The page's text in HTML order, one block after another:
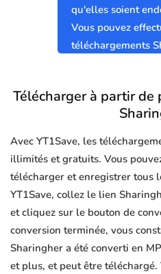
qu'elles soient
Vous pouvez
téléchargements
Télécharger à partir de
Avec YT1Save, les
illimités et gratuits. Vous
télécharger et enregistrer tous
YT1Save, collez le lien
et cliquez sur le bouton de
conversion terminée, vous
Sharingher a été converti en
et plus, et peut être